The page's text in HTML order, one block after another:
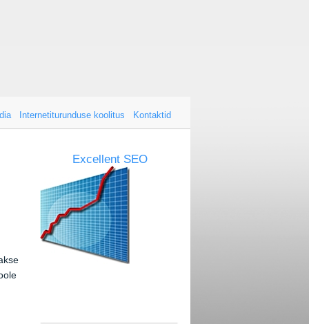
Internetiturunduse koolitus Kontaktid
Excellent SEO